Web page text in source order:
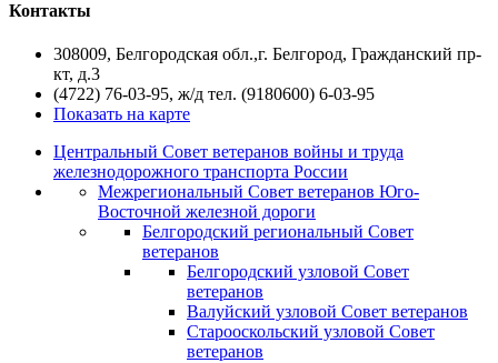
Контакты
308009, Белгородская обл.,г. Белгород, Гражданский пр-
кт, д.3
(4722) 76-03-95, ж/д тел. (9180600) 6-03-95
Показать на карте
Центральный Совет ветеранов войны и труда
железнодорожного транспорта России
Межрегиональный Совет ветеранов Юго-
Восточной железной дороги
Белгородский региональный Совет
ветеранов
Белгородский узловой Совет
ветеранов
Валуйский узловой Совет ветеранов
Старооскольский узловой Совет
ветеранов